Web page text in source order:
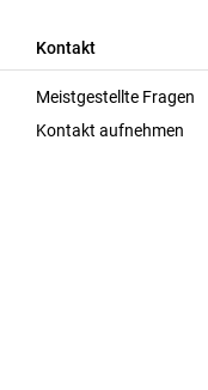
Kontakt
Meistgestellte Fragen
Kontakt aufnehmen